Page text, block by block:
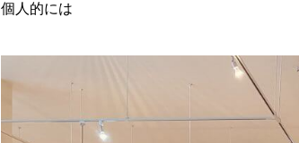
個人的には